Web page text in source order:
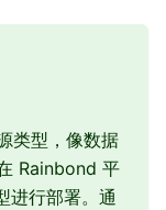
类型，像数据
Rainbond 平
进行部署。通